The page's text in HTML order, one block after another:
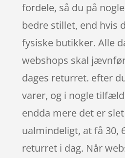
fordele, så du på
bedre stillet, end hvis
fysiske butikker. Alle
webshops skal
dages returret. efter
varer, og i nogle
endda mere det er
ualmindeligt, at få 30,
returret i dag. Når